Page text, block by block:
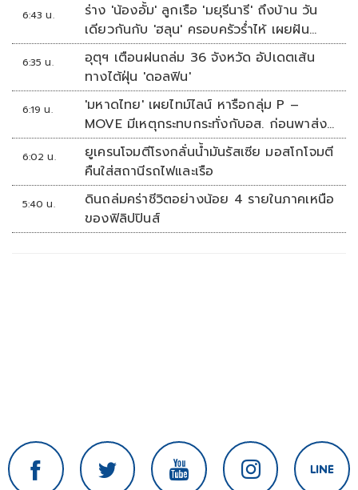
6:43 น.
ร่าง 'น้องอั้ม' ลูกเรือ 'มยุรีนารี' ถึงบ้าน วัน
เดียวกันกับ 'ฮลุน' ครอบครัวร่ำไห้ เผยฝัน
อยากเป็นทหารเรือ
6:35 น.
อุตุฯ เตือนฝนถล่ม 36 จังหวัด อัปเดตเส้น
ทางไต้ฝุ่น 'ดอลฟิน'
6:19 น.
'มหาดไทย' เผยไทม์ไลน์ หารือกลุ่ม P –
MOVE มีเหตุกระทบกระทั่งกับอส. ก่อนพาส่ง
ขึ้นรถกลับ
6:02 น.
ยูเครนโจมตีโรงกลั่นน้ำมันรัสเซีย มอสโกโจมตี
คืนใส่สถานีรถไฟและเรือ
5:40 น.
ดินถล่มคร่าชีวิตอย่างน้อย 4 รายในภาคเหนือ
ของฟิลิปปินส์